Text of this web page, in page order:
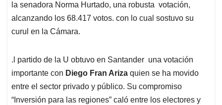
la senadora Norma Hurtado, una robusta votación,
alcanzando los 68.417 votos. con lo cual sostuvo su
curul en la Cámara.
.l partido de la U obtuvo en Santander una votación
importante con Diego Fran Ariza quien se ha movido
entre el sector privado y público. Su compromiso
“Inversión para las regiones” caló entre los electores y